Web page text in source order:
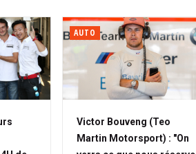
AUTO
Victor Bouveng (Teo
Martin Motorsport) : "On